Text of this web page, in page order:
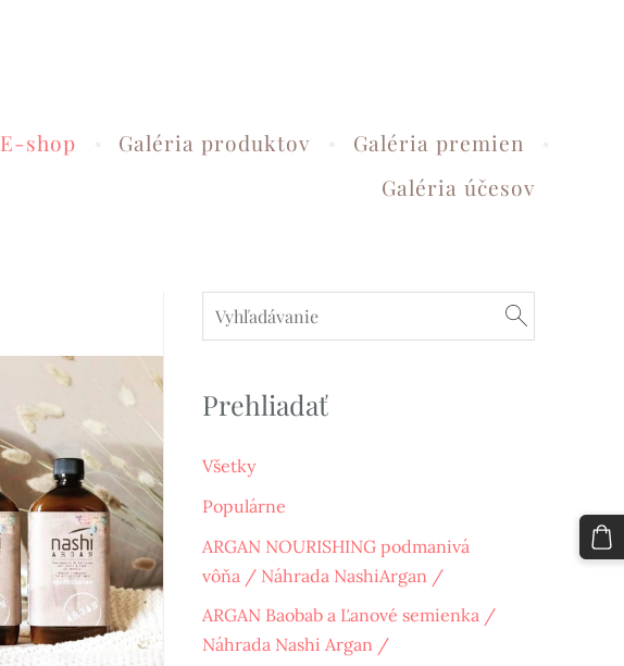
E-shop Galéria produktov
Galéria premien
Galéria účesov
Prehliadať
Všetky
Populárne
ARGAN NOURISHING podmanivá
vôňa / Náhrada NashiArgan /
ARGAN Baobab a Ľanové semienka /
Náhrada Nashi Argan /